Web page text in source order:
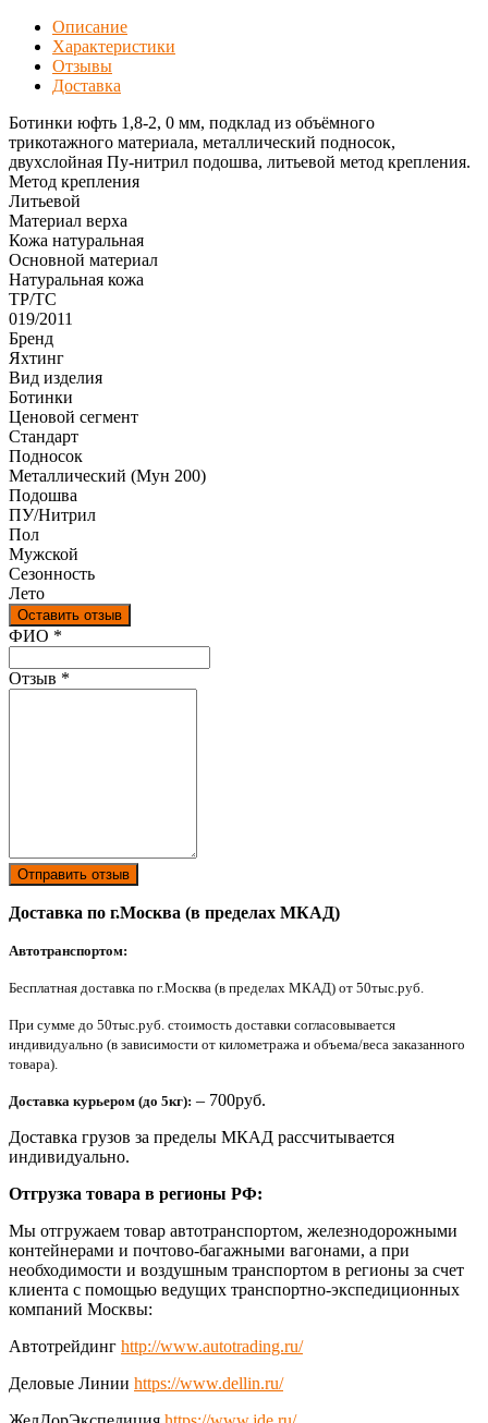
Описание
Характеристики
Отзывы
Доставка
Ботинки юфть 1,8-2, 0 мм, подклад из объёмного
трикотажного материала, металлический подносок,
двухслойная Пу-нитрил подошва, литьевой метод крепления.
Метод крепления
Литьевой
Материал верха
Кожа натуральная
Оcновной материал
Натуральная кожа
ТР/ТС
019/2011
Бренд
Яхтинг
Вид изделия
Ботинки
Ценовой сегмент
Стандарт
Подносок
Металлический (Мун 200)
Подошва
ПУ/Нитрил
Пол
Мужской
Сезонность
Лето
Оставить отзыв
Ваш отзыв был отправлен!
ФИО *
Отзыв *
Отправить отзыв
Доставка по г.Москва (в пределах МКАД)
Автотранспортом:
Бесплатная доставка по г.Москва (в пределах МКАД) от 50тыс.руб.
При сумме до 50тыс.руб. стоимость доставки согласовывается
индивидуально (в зависимости от километража и объема/веса заказанного
товара).
Доставка курьером (до 5кг): – 700руб.
Доставка грузов за пределы МКАД рассчитывается
индивидуально.
Отгрузка товара в регионы РФ:
Мы отгружаем товар автотранспортом, железнодорожными
контейнерами и почтово-багажными вагонами, а при
необходимости и воздушным транспортом в регионы за счет
клиента с помощью ведущих транспортно-экспедиционных
компаний Москвы:
Автотрейдинг http://www.autotrading.ru/
Деловые Линии https://www.dellin.ru/